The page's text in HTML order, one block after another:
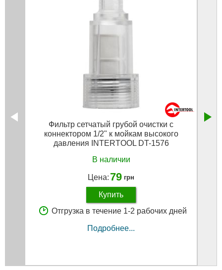
Фильтр сетчатый грубой очистки с
коннектором 1/2" к мойкам высокого
давления INTERTOOL DT-1576
В наличии
Цена: 79 грн
Купить
Отгрузка в течение 1-2 рабочих дней
Подробнее...